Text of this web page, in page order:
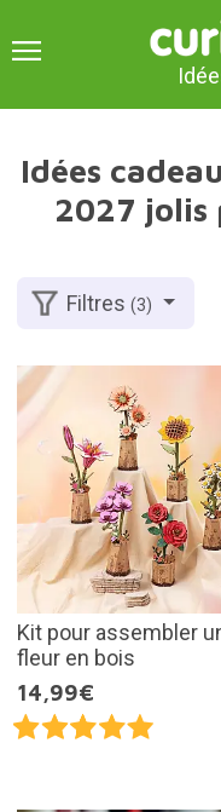
Idées
2027 jolis
Filtres(3)
Kit pour assembler
fleur en bois
14,99€